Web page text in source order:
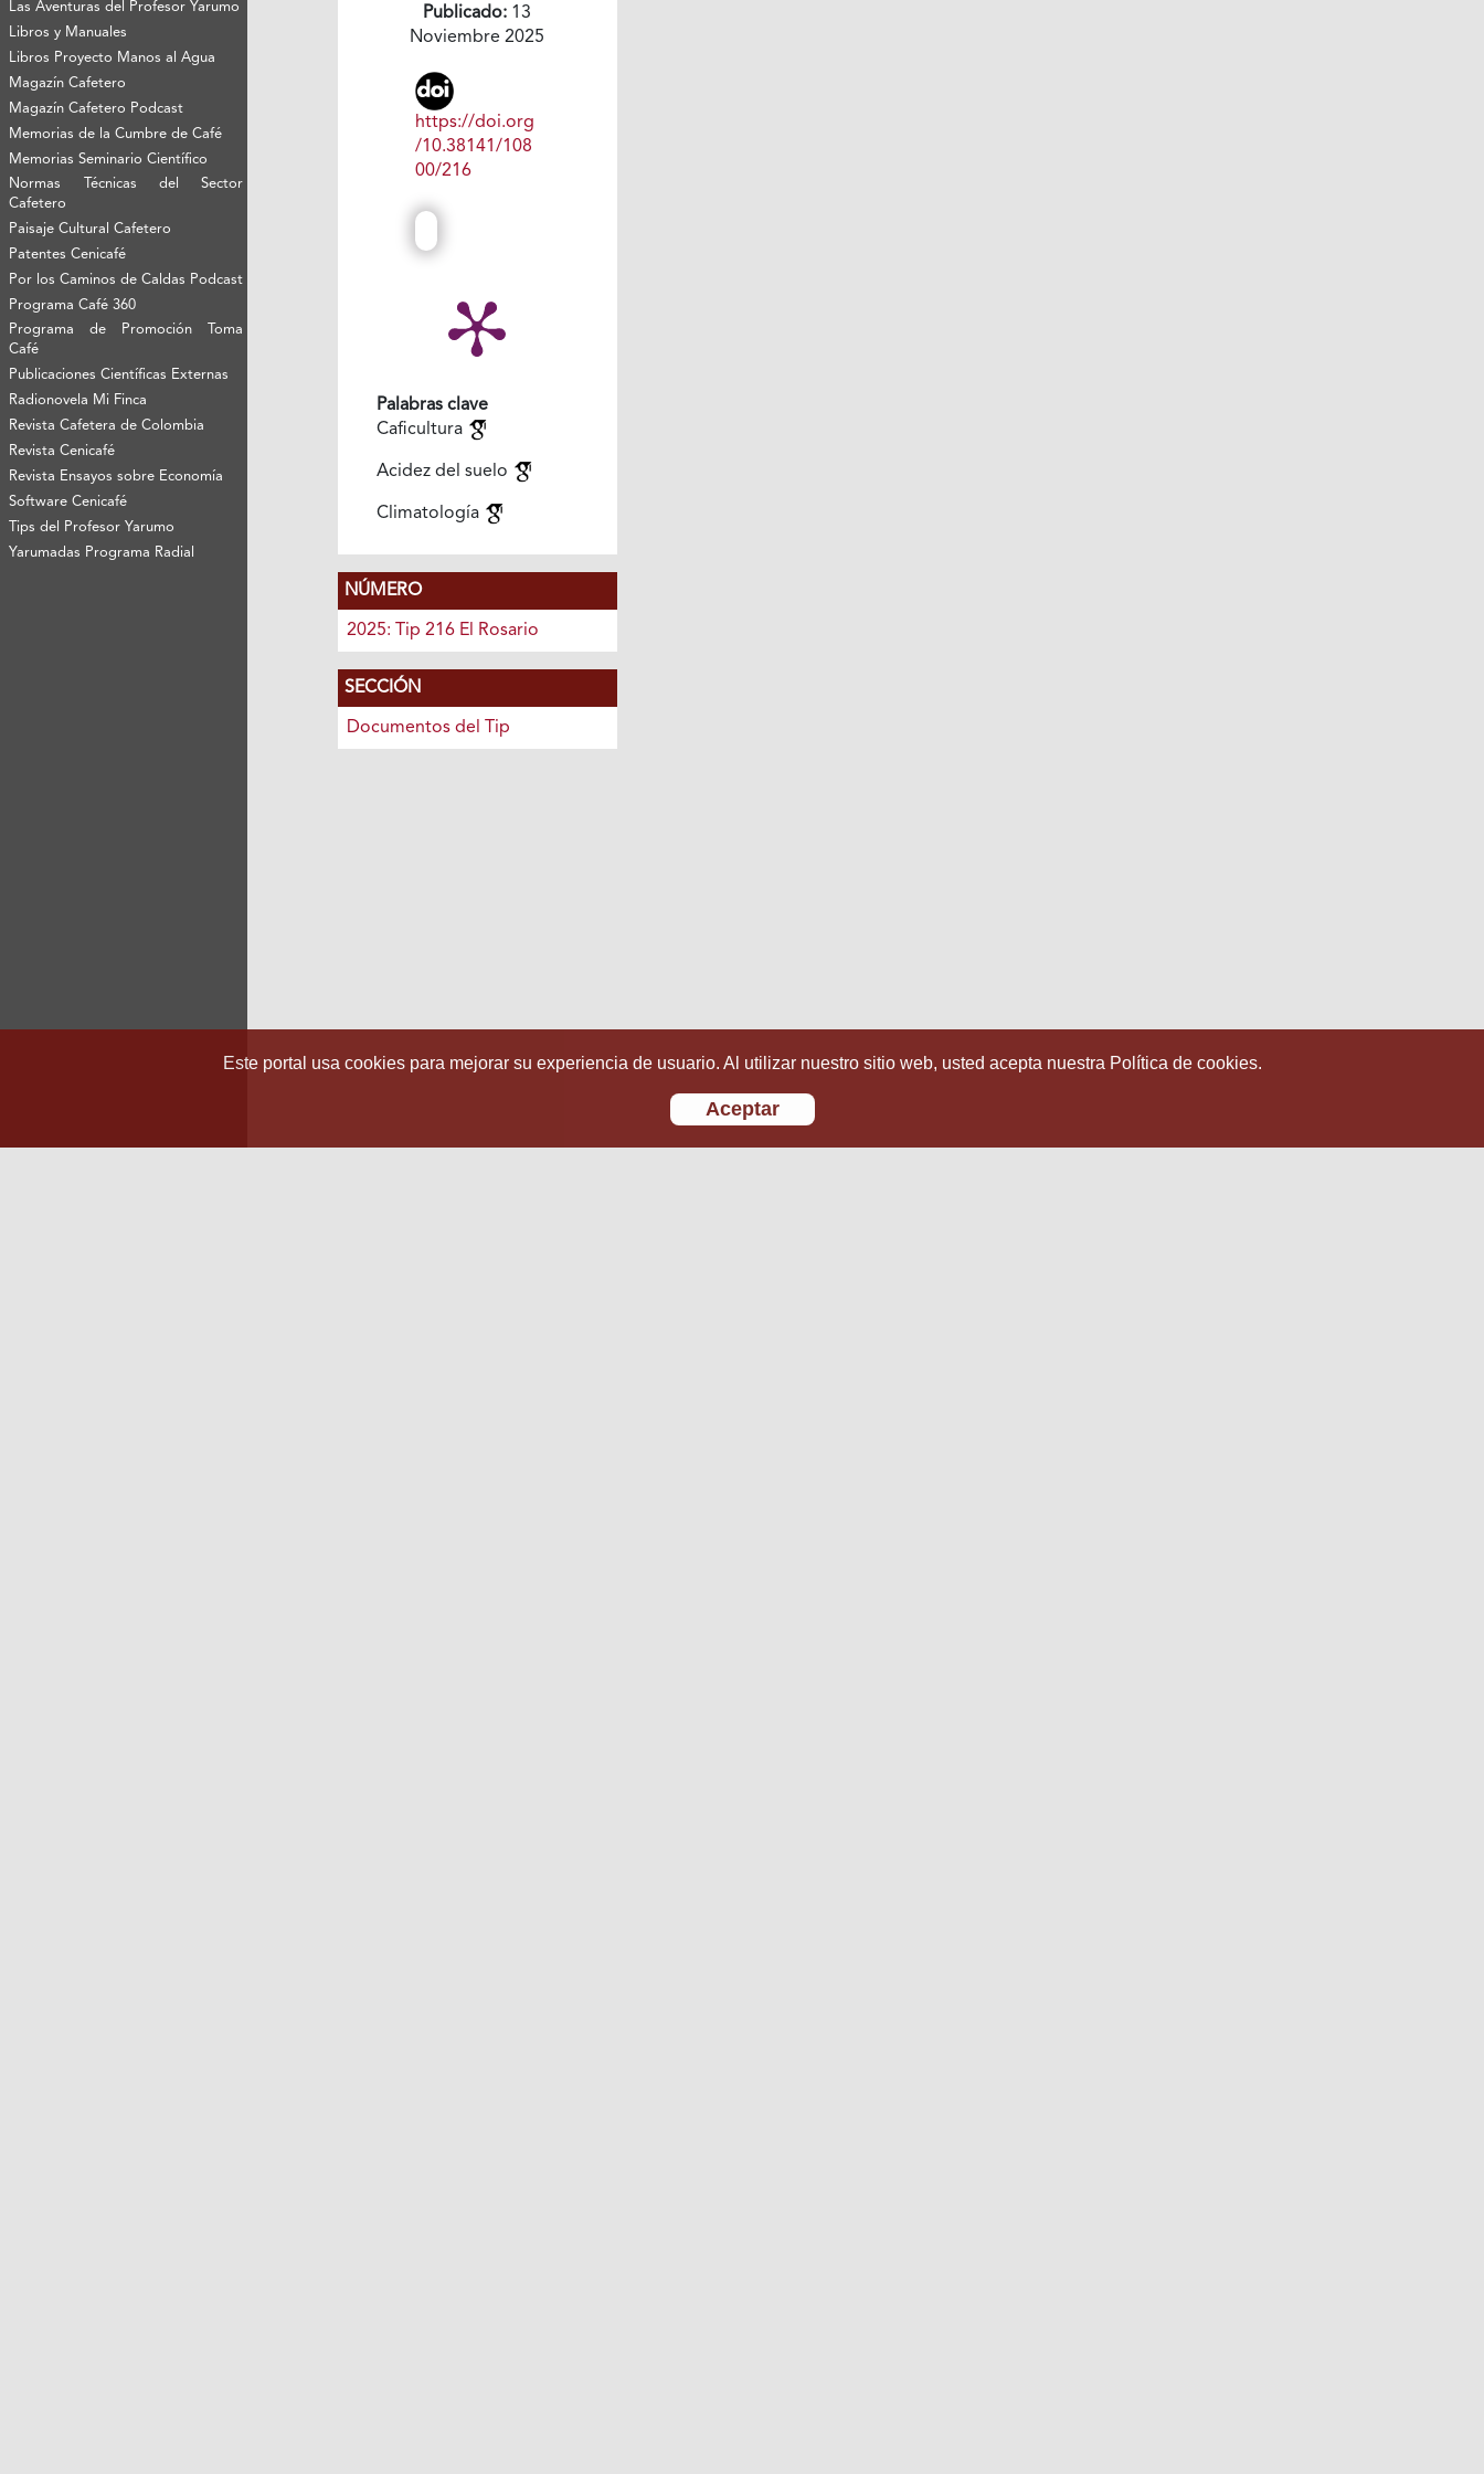
Las Aventuras del Profesor Yarumo
Libros y Manuales
Libros Proyecto Manos al Agua
Magazín Cafetero
Magazín Cafetero Podcast
Memorias de la Cumbre de Café
Memorias Seminario Científico
Normas Técnicas del Sector
Cafetero
Paisaje Cultural Cafetero
Patentes Cenicafé
Por los Caminos de Caldas Podcast
Programa Café 360
Programa de Promoción Toma
Café
Publicaciones Científicas Externas
Radionovela Mi Finca
Revista Cafetera de Colombia
Revista Cenicafé
Revista Ensayos sobre Economía
Software Cenicafé
Tips del Profesor Yarumo
Yarumadas Programa Radial
Publicado: 13
Noviembre 2025
https://doi.org
/10.38141/108
00/216
Palabras clave
Caficultura
Acidez del suelo
Climatología
NÚMERO
2025: Tip 216 El Rosario
SECCIÓN
Documentos del Tip
Este portal usa cookies para mejorar su experiencia de usuario. Al utilizar nuestro sitio web, usted acepta nuestra Política de cookies.
Aceptar